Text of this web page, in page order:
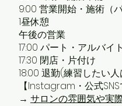
9:00 営業開始・施術（
1昼休憩
午後の営業
17:00 パート・アルバイ
17:30 閉店・片付け
18:00 退勤(練習したい
【Instagram・公式SNS
→ サロンの雰囲気や実